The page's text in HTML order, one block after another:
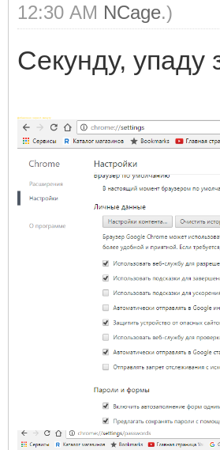
12:30 AM NCage.)
Секунду, упаду
Добавлено через 1 минуту